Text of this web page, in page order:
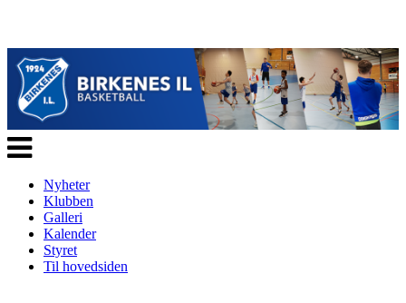
Veksle
navigasjon
Nyheter
Klubben
Galleri
Kalender
Styret
Til hovedsiden